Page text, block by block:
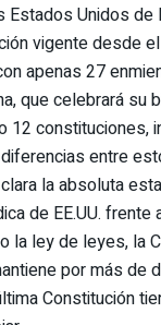
Estados Unidos de
vigente desde
apenas 27
que celebrará su
12 constituciones,
entre
la absoluta
de EE.UU. frente
la ley de leyes, la
por más de
Constitución